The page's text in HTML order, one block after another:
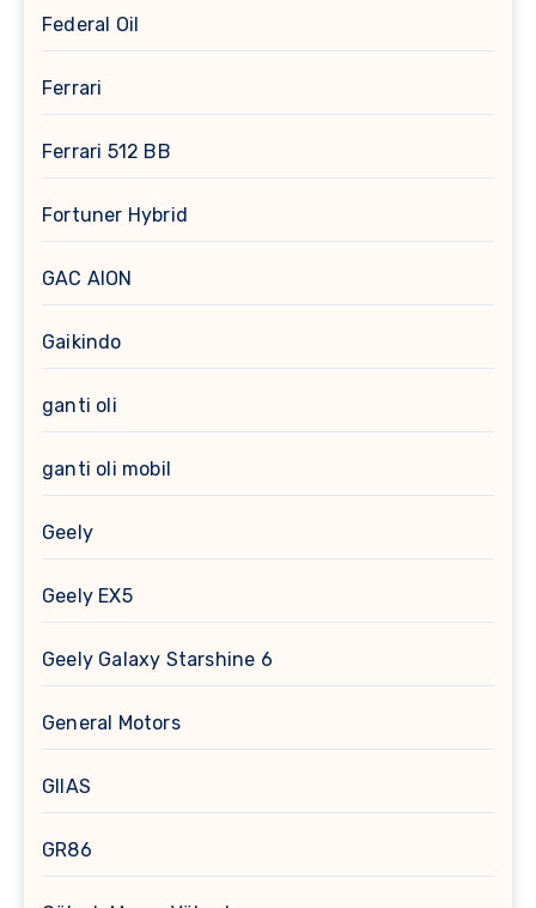
Federal Oil
Ferrari
Ferrari 512 BB
Fortuner Hybrid
GAC AION
Gaikindo
ganti oli
ganti oli mobil
Geely
Geely EX5
Geely Galaxy Starshine 6
General Motors
GIIAS
GR86